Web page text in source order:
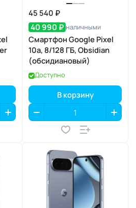
45 540 ₽
40 990 ₽ наличными
Смартфон Google Pixel
10a, 8/128 ГБ, Obsidian
(обсидиановый)
Доступно
В корзину